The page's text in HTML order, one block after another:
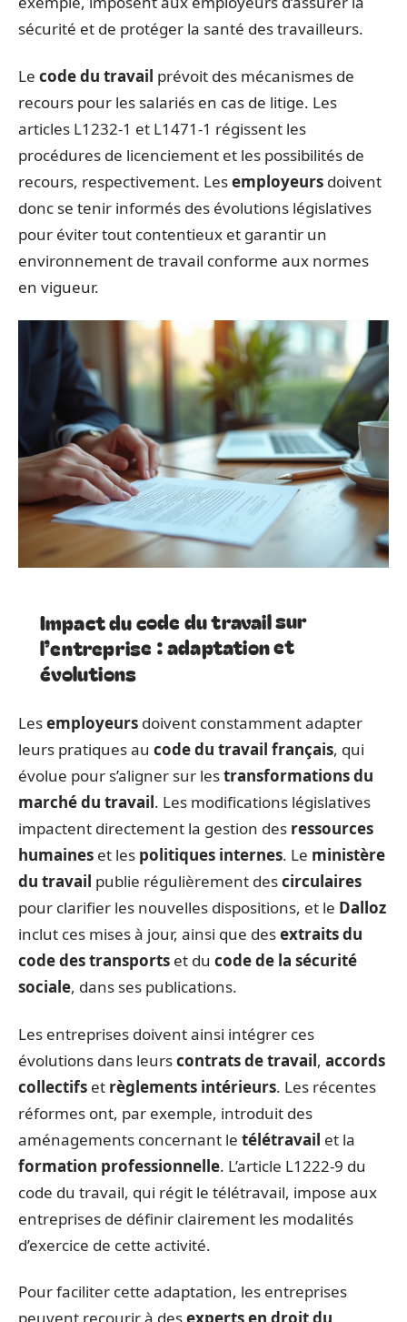
sécurité et de protéger la santé des travailleurs.
Le code du travail prévoit des mécanismes de
recours pour les salariés en cas de litige. Les
articles L1232-1 et L1471-1 régissent les
procédures de licenciement et les possibilités de
recours, respectivement. Lesemployeurs doivent
donc se tenir informés des évolutions législatives
pour éviter tout contentieux et garantir un
environnement de travail conforme aux normes
en vigueur.
Impact du code du travail sur
l’entreprise : adaptation et
évolutions
Lesemployeurs doivent constamment adapter
leurs pratiques au code du travail français, qui
évolue pour s’aligner sur lestransformations du
marché du travail. Les modifications législatives
impactent directement la gestion des ressources
humaines et les politiques internes. Le ministère
du travail publie régulièrement descirculaires
pour clarifier les nouvelles dispositions, et le Dalloz
inclut ces mises à jour, ainsi que desextraits du
code des transports et du code de la sécurité
sociale, dans ses publications.
Les entreprises doivent ainsi intégrer ces
évolutions dans leurscontrats de travail, accords
collectifs et règlements intérieurs. Les récentes
réformes ont, par exemple, introduit des
aménagements concernant le télétravail et la
formation professionnelle. L’article L1222-9 du
code du travail, qui régit le télétravail, impose aux
entreprises de définir clairement les modalités
d’exercice de cette activité.
Pour faciliter cette adaptation, les entreprises